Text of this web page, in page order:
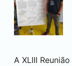
A XLIII